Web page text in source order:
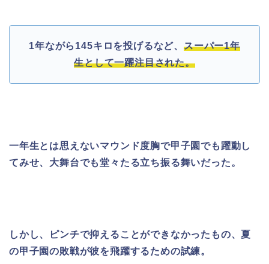
1年ながら 145キロを投げるなど、 スーパー1年
生として一躍注目された。
一年生とは思えないマウンド度胸で甲子園でも躍動し
てみせ、大舞台でも堂々たる立ち振る舞いだった。
しかし、ピンチで抑えることができなかったもの、夏
の甲子園の敗戦が彼を飛躍するための試練。